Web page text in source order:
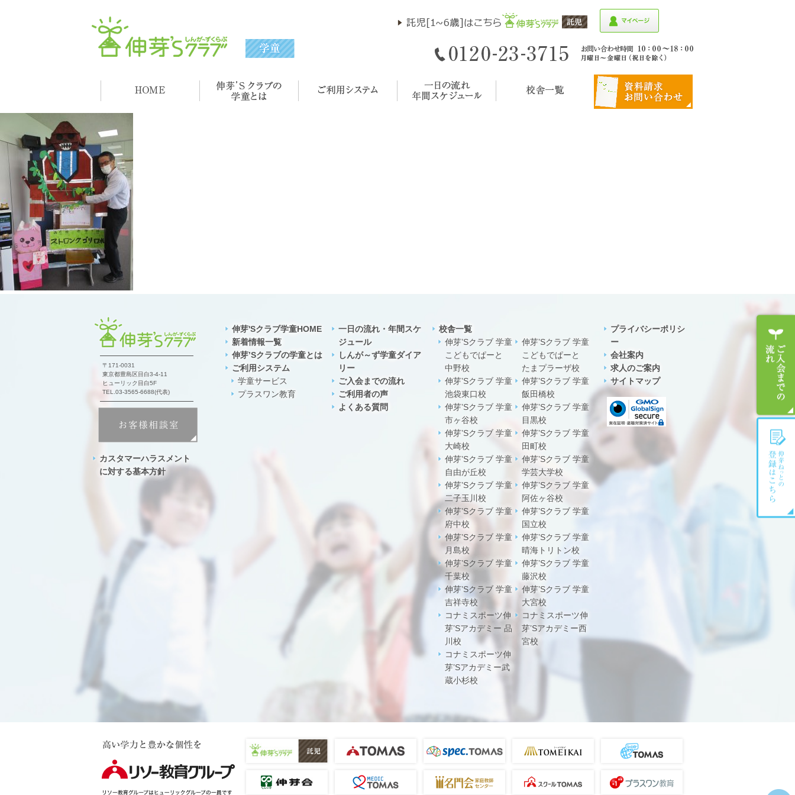
〒171-0031
東京都豊島区目白3-4-11
ヒューリック目白5F
TEL.03-3565-6688(代表)
カスタマーハラスメント
に対する基本方針
伸芽'Sクラブ学童HOME
新着情報一覧
伸芽’Sクラブの学童とは
ご利用システム
学童サービス
プラスワン教育
一日の流れ・年間スケ
ジュール
しんが～ず学童ダイア
リー
ご入会までの流れ
ご利用者の声
よくある質問
校舎一覧
伸芽’Sクラブ 学童
こどもでぱーと
中野校
伸芽’Sクラブ 学童
こどもでぱーと
たまプラーザ校
伸芽’Sクラブ 学童
池袋東口校
伸芽’Sクラブ 学童
飯田橋校
伸芽’Sクラブ 学童
市ヶ谷校
伸芽’Sクラブ 学童
目黒校
伸芽’Sクラブ 学童
大崎校
伸芽’Sクラブ 学童
田町校
伸芽’Sクラブ 学童
自由が丘校
伸芽’Sクラブ 学童
学芸大学校
伸芽’Sクラブ 学童
二子玉川校
伸芽’Sクラブ 学童
阿佐ヶ谷校
伸芽’Sクラブ 学童
府中校
伸芽’Sクラブ 学童
国立校
伸芽’Sクラブ 学童
月島校
伸芽’Sクラブ 学童
晴海トリトン校
伸芽’Sクラブ 学童
千葉校
伸芽’Sクラブ 学童
藤沢校
伸芽’Sクラブ 学童
吉祥寺校
伸芽’Sクラブ 学童
大宮校
コナミスポーツ伸
芽’Sアカデミー 品
川校
コナミスポーツ伸
芽’Sアカデミー西
宮校
コナミスポーツ伸
芽’Sアカデミー武
蔵小杉校
プライバシーポリシ
ー
会社案内
求人のご案内
サイトマップ